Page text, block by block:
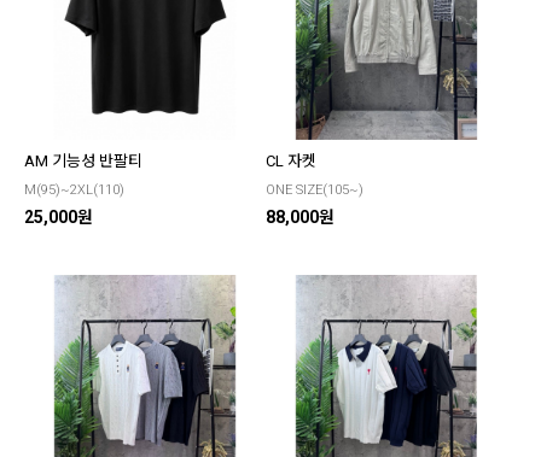
AM 기능성 반팔티
M(95)~2XL(110)
25,000원
CL 자켓
ONE SIZE(105~)
88,000원